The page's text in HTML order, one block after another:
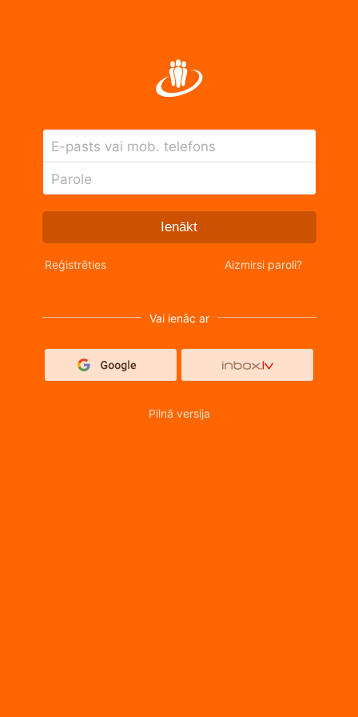
E-pasts vai mob. telefons
Parole
Ienākt
Reģistrēties Aizmirsi paroli?
Vai ienāc ar
Pilnā versija